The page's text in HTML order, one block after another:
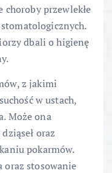
choroby przewlekłe
dbali o higienę
z jakimi
w ustach,
Może ona
oraz
pokarmów.
oraz stosowanie